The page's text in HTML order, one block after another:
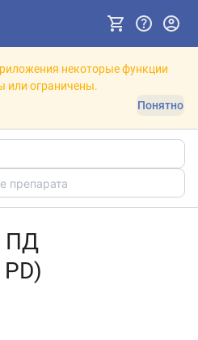
некоторые функции
или ограничены.
Понятно
ПД